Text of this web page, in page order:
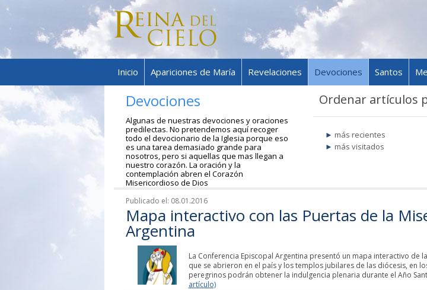
Skip
Inicio Apariciones de María Revelaciones Devociones Santos
Devociones
Algunas de nuestras devociones y oraciones
predilectas. No pretendemos aquí recoger
todo el devocionario de la Iglesia porque eso
es una tarea demasiado grande para
nosotros, pero si aquellas que mas llegan a
nuestro corazón. La oración y la
contemplación abren el Corazón
Misericordioso de Dios
Ordenar artículos
más recientes
más visitados
Publicado el: 08.01.2016
Mapa interactivo con las Puertas de la
Argentina
La Conferencia Episcopal Argentina presentó un mapa interactivo de
que se abrieron en el país y los templos jubilares de las diócesis, en
peregrinos podrán obtener la indulgencia plenaria durante el Año
artículo)